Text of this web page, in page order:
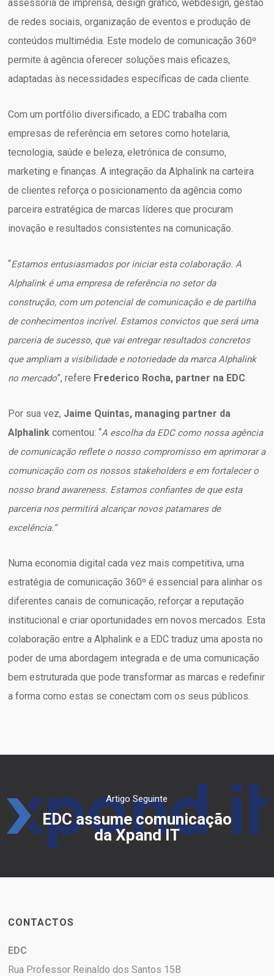
assessoria de imprensa, design gráfico, webdesign, gestão
de redes sociais, organização de eventos e produção de
conteúdos multimédia. Este modelo de comunicação 360º
permite à agência oferecer soluções mais eficazes,
adaptadas às necessidades específicas de cada cliente.
Com um portfólio diversificado, a EDC trabalha com
empresas de referência em setores como hotelaria,
tecnologia, saúde e beleza, eletrónica de consumo,
marketing e finanças. A integração da Alphalink na carteira
de clientes reforça o posicionamento da agência como
parceira estratégica de marcas líderes que procuram
inovação e resultados consistentes na comunicação.
“Estamos entusiasmados por iniciar esta colaboração. A
Alphalink é uma empresa de referência no setor da
construção, com um potencial de comunicação e de partilha
de conhecimentos incrível. Estamos convictos que será uma
parceria de sucesso, que vai entregar resultados concretos
que ampliam a visibilidade e notoriedade da marca Alphalink
no mercado”, refere Frederico Rocha, partner na EDC.
Por sua vez, Jaime Quintas, managing partner da
Alphalink comentou: “A escolha da EDC como nossa agência
de comunicação reflete o nosso compromisso em aprimorar a
comunicação com os nossos stakeholders e em fortalecer o
nosso brand awareness. Estamos confiantes de que esta
parceria nos permitirá alcançar novos patamares de
excelência.”
Numa economia digital cada vez mais competitiva, uma
estratégia de comunicação 360º é essencial para alinhar os
diferentes canais de comunicação, reforçar a reputação
institucional e criar oportunidades em novos mercados. Esta
colaboração entre a Alphalink e a EDC traduz uma aposta no
poder de uma abordagem integrada e de uma comunicação
bem estruturada que pode transformar as marcas e redefinir
a forma como estas se conectam com os seus públicos.
Artigo Seguinte
EDC assume comunicação
da Xpand IT
CONTACTOS
EDC
Rua Professor Reinaldo dos Santos 15B